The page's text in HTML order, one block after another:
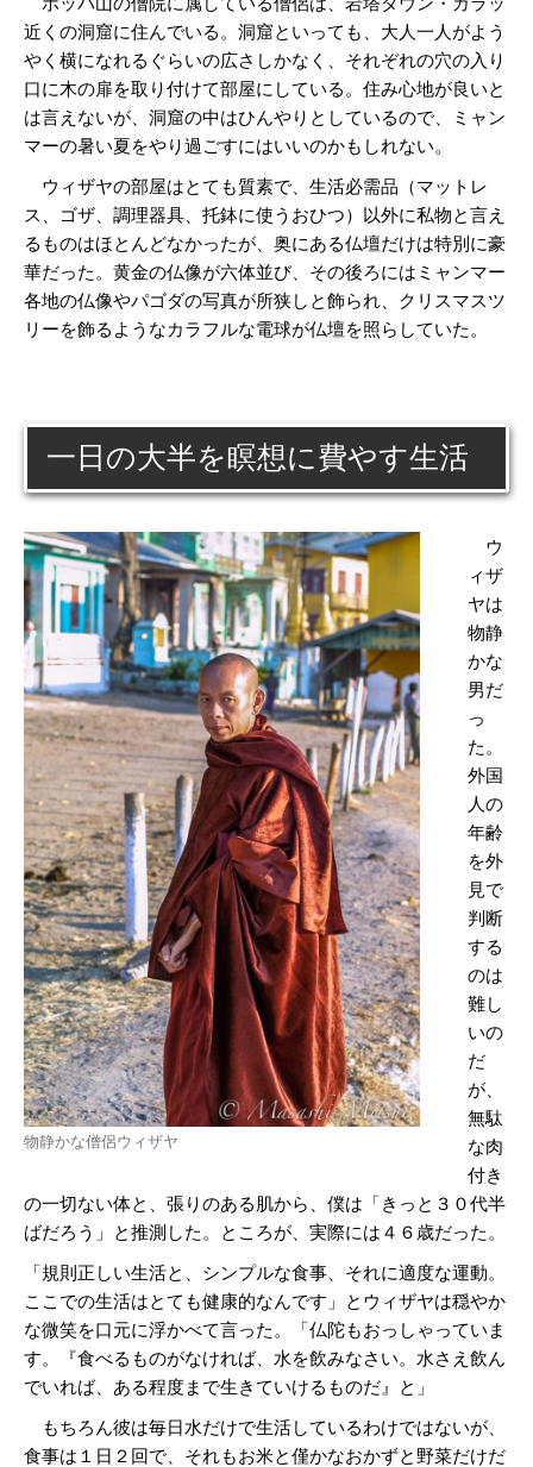
近くの洞窟に住んでいる。洞窟といっても、大人一人がよう
やく横になれるぐらいの広さしかなく、それぞれの穴の入り
口に木の扉を取り付けて部屋にしている。住み心地が良いと
は言えないが、洞窟の中はひんやりとしているので、ミャン
マーの暑い夏をやり過ごすにはいいのかもしれない。
ウィザヤの部屋はとても質素で、生活必需品（マットレ
ス、ゴザ、調理器具、托鉢に使うおひつ）以外に私物と言え
るものはほとんどなかったが、奥にある仏壇だけは特別に豪
華だった。黄金の仏像が六体並び、その後ろにはミャンマー
各地の仏像やパゴダの写真が所狭しと飾られ、クリスマスツ
リーを飾るようなカラフルな電球が仏壇を照らしていた。
一日の大半を瞑想に費やす生活
物静かな僧侶ウィザヤ
ウ
ィザ
ヤは
物静
かな
男だ
っ
た。
外国
人の
年齢
を外
見で
判断
する
のは
難し
いの
だ
が、
無駄
な肉
付き
の一切ない体と、張りのある肌から、僕は「きっと３０代半
ばだろう」と推測した。ところが、実際には４６歳だった。
「規則正しい生活と、シンプルな食事、それに適度な運動。
ここでの生活はとても健康的なんです」とウィザヤは穏やか
な微笑を口元に浮かべて言った。「仏陀もおっしゃっていま
す。『食べるものがなければ、水を飲みなさい。水さえ飲ん
でいれば、ある程度まで生きていけるものだ』と」
もちろん彼は毎日水だけで生活しているわけではないが、
食事は１日２回で、それもお米と僅かなおかずと野菜だけだ